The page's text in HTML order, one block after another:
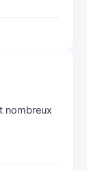
nombreux